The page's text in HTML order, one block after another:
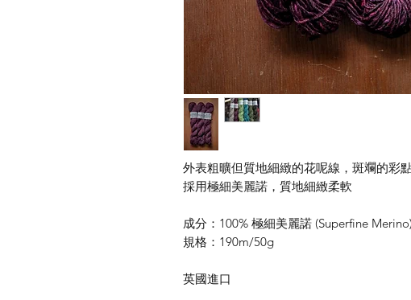
外表粗曠但質地細緻的花呢線，斑斕的彩
採用極細美麗諾，質地細緻柔軟
成分：100% 極細美麗諾 (Superfine Merino)
規格：190m/50g
英國進口